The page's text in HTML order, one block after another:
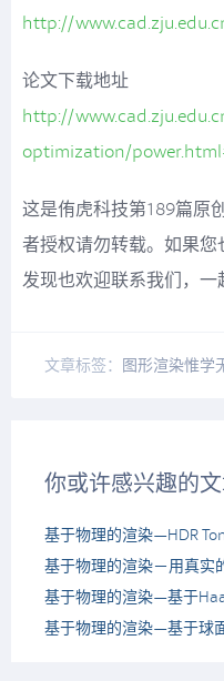
http://
论文下载地址
http://
optimization/
这是侑虎科技第189篇原
者授权请勿转载。如果
发现也欢迎联系我们，一
文章标签： 图形渲染惟学
你或许感兴趣的
基于物理的渲染—HDR
基于物理的渲染－用真实
基于物理的渲染—基于
基于物理的渲染—基于球